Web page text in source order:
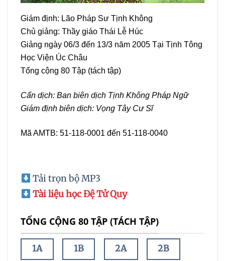
Giám định: Lão Pháp Sư Tịnh Không
Chủ giảng: Thầy giáo Thái Lễ Húc
Giảng ngày 06/3 đến 13/3 năm 2005 Tại Tịnh Tông
Học Viện Úc Châu
Tổng cộng 80 Tập (tách tập)
Cẩn dịch: Ban biên dịch Tịnh Không Pháp Ngữ
Giám định biên dịch: Vọng Tây Cư Sĩ
Mã AMTB: 51-118-0001 đến 51-118-0040
Tải trọn bộ MP3
Tài liệu học Đệ Tử Quy
TỔNG CỘNG 80 TẬP (TÁCH TẬP)
1A 1B 2A 2B